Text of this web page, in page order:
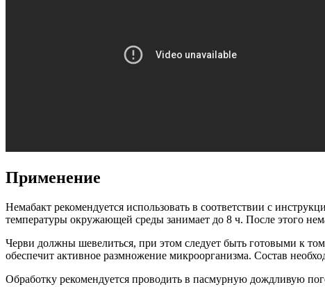
Применение
Немабакт рекомендуется использовать в соответствии с
температуры окружающей среды занимает до 8 ч. После этого
Черви должны шевелиться, при этом следует быть готовыми к
обеспечит активное размножение микроорганизма. Состав
Обработку рекомендуется проводить в пасмурную дождливую